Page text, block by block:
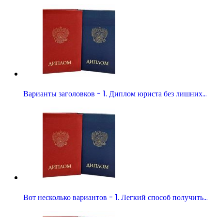
Варианты заголовков - 1. Диплом юриста без лишних…
Вот несколько вариантов - 1. Легкий способ получить…